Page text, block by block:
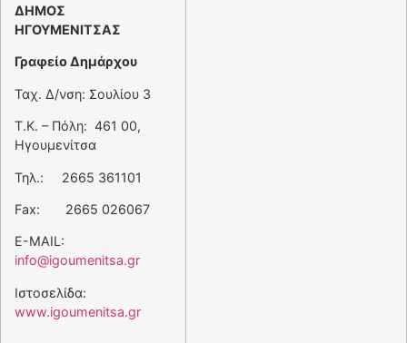
ΔΗΜΟΣ
ΗΓΟΥΜΕΝΙΤΣΑΣ
Γραφείο Δημάρχου
Ταχ. Δ/νση: Σουλίου 3
Τ.Κ. – Πόλη: 461 00,
Ηγουμενίτσα
Τηλ.: 2665 361101
Fax: 2665 026067
E-MAIL:
info@igoumenitsa.gr
Ιστοσελίδα:
www.igoumenitsa.gr